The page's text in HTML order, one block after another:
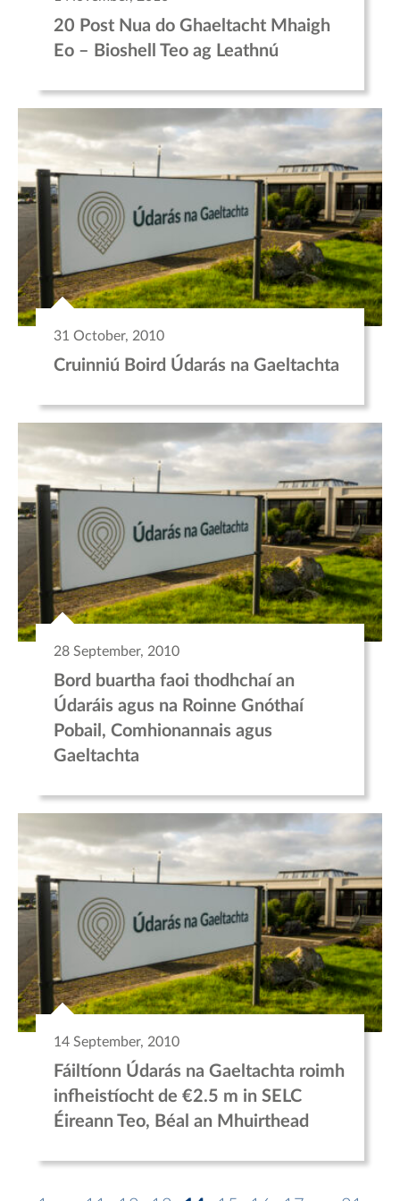
20 Post Nua do Ghaeltacht Mhaigh
Eo – Bioshell Teo ag Leathnú
31 October, 2010
Cruinniú Boird Údarás na Gaeltachta
28 September, 2010
Bord buartha faoi thodhchaí an
Údaráis agus na Roinne Gnóthaí
Pobail, Comhionannais agus
Gaeltachta
14 September, 2010
Fáiltíonn Údarás na Gaeltachta roimh
infheistíocht de €2.5 m in SELC
Éireann Teo, Béal an Mhuirthead